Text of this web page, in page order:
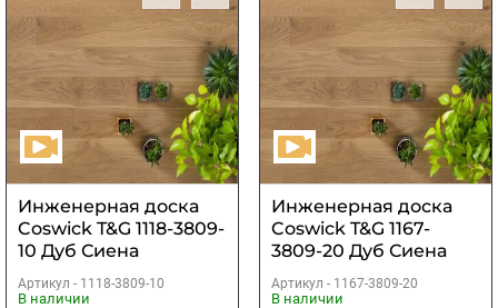
Инженерная доска
Coswick T&G 1118-3809-
10 Дуб Сиена
Артикул - 1118-3809-10
В наличии
Инженерная доска
Coswick T&G 1167-
3809-20 Дуб Сиена
Артикул - 1167-3809-20
В наличии